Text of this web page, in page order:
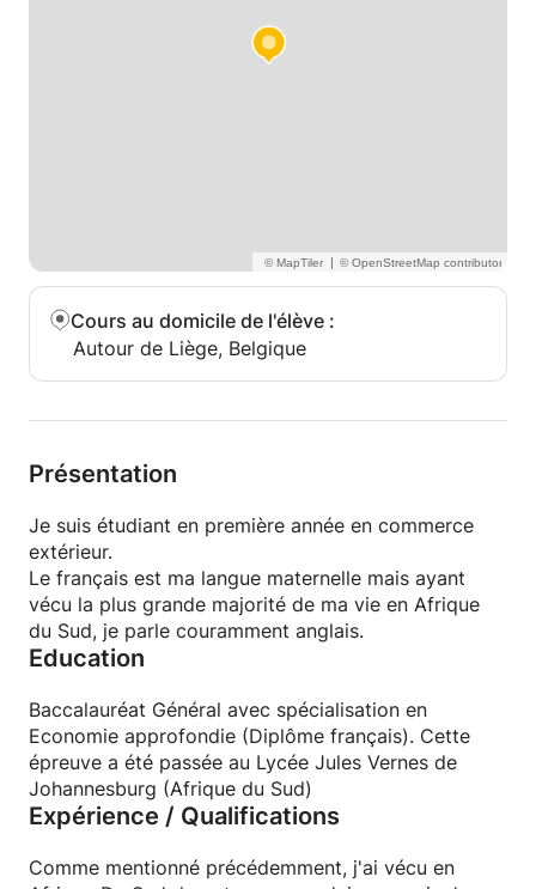
|
Cours au domicile de l'élève :
Autour de Liège, Belgique
Présentation
Je suis étudiant en première année en commerce
extérieur.
Le français est ma langue maternelle mais ayant
vécu la plus grande majorité de ma vie en Afrique
du Sud, je parle couramment anglais.
Education
Baccalauréat Général avec spécialisation en
Economie approfondie (Diplôme français). Cette
épreuve a été passée au Lycée Jules Vernes de
Johannesburg (Afrique du Sud)
Expérience / Qualifications
Comme mentionné précédemment, j'ai vécu en